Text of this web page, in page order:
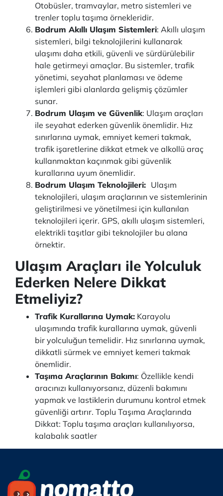
Otobüsler, tramvaylar, metro sistemleri ve
trenler toplu taşıma örnekleridir.
Bodrum Akıllı Ulaşım Sistemleri: Akıllı ulaşım
sistemleri, bilgi teknolojilerini kullanarak
ulaşımı daha etkili, güvenli ve sürdürülebilir
hale getirmeyi amaçlar. Bu sistemler, trafik
yönetimi, seyahat planlaması ve ödeme
işlemleri gibi alanlarda gelişmiş çözümler
sunar.
Bodrum Ulaşım ve Güvenlik: Ulaşım araçları
ile seyahat ederken güvenlik önemlidir. Hız
sınırlarına uymak, emniyet kemeri takmak,
trafik işaretlerine dikkat etmek ve alkollü araç
kullanmaktan kaçınmak gibi güvenlik
kurallarına uyum önemlidir.
Bodrum Ulaşım Teknolojileri: Ulaşım
teknolojileri, ulaşım araçlarının ve sistemlerinin
geliştirilmesi ve yönetilmesi için kullanılan
teknolojileri içerir. GPS, akıllı ulaşım sistemleri,
elektrikli taşıtlar gibi teknolojiler bu alana
örnektir.
Ulaşım Araçları ile Yolculuk
Ederken Nelere Dikkat
Etmeliyiz?
Trafik Kurallarına Uymak: Karayolu
ulaşımında trafik kurallarına uymak, güvenli
bir yolculuğun temelidir. Hız sınırlarına uymak,
dikkatli sürmek ve emniyet kemeri takmak
önemlidir.
Taşıma Araçlarının Bakımı: Özellikle kendi
aracınızı kullanıyorsanız, düzenli bakımını
yapmak ve lastiklerin durumunu kontrol etmek
güvenliği artırır. Toplu Taşıma Araçlarında
Dikkat: Toplu taşıma araçları kullanılıyorsa,
kalabalık saatler